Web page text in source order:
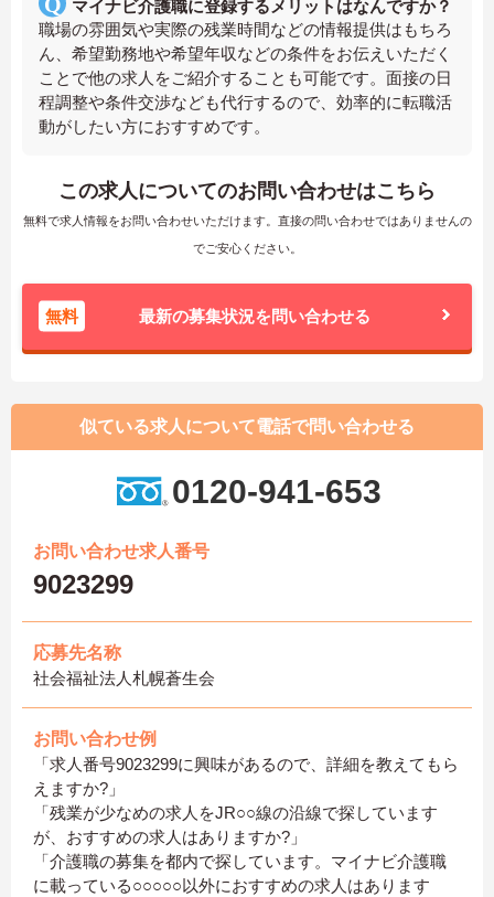
マイナビ介護職に登録するメリットはなんですか？
職場の雰囲気や実際の残業時間などの情報提供はもちろ
ん、希望勤務地や希望年収などの条件をお伝えいただく
ことで他の求人をご紹介することも可能です。面接の日
程調整や条件交渉なども代行するので、効率的に転職活
動がしたい方におすすめです。
この求人についてのお問い合わせはこちら
無料で求人情報をお問い合わせいただけます。直接の問い合わせではありませんの
でご安心ください。
無料 最新の募集状況を問い合わせる
似ている求人について電話で問い合わせる
0120-941-653
お問い合わせ求人番号
9023299
応募先名称
社会福祉法人札幌蒼生会
お問い合わせ例
「求人番号9023299に興味があるので、詳細を教えてもら
えますか?」
「残業が少なめの求人をJR○○線の沿線で探しています
が、おすすめの求人はありますか?」
「介護職の募集を都内で探しています。マイナビ介護職
に載っている○○○○○以外におすすめの求人はあります